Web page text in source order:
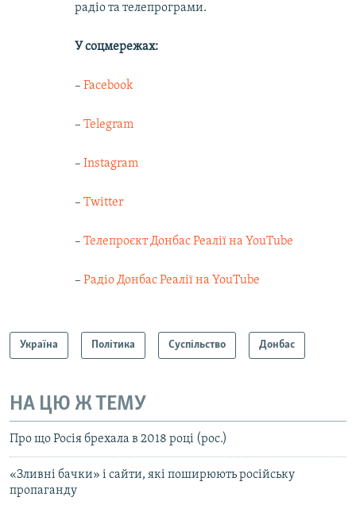
радіо та телепрограми.
У соцмережах:
– Facebook
– Telegram
– Instagram
– Twitter
– Телепроєкт Донбас Реалії на YouTube
– Радіо Донбас Реалії на YouTube
Україна Політика Суспільство Донбас
НА ЦЮ Ж ТЕМУ
Про що Росія брехала в 2018 році (рос.)
«Зливні бачки» і сайти, які поширюють російську
пропаганду